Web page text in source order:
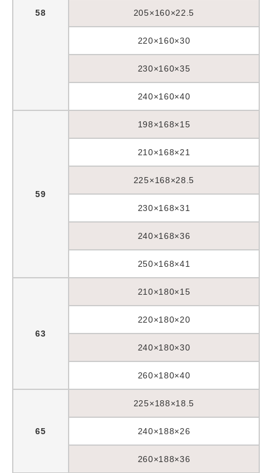
58 205×160×22.5
220×160×30
230×160×35
240×160×40
59
198×168×15
210×168×21
225×168×28.5
230×168×31
240×168×36
250×168×41
63
210×180×15
220×180×20
240×180×30
260×180×40
65
225×188×18.5
240×188×26
260×188×36